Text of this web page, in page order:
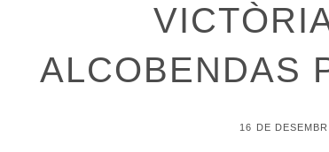
ALCOBENDAS
POSTED
16 DE